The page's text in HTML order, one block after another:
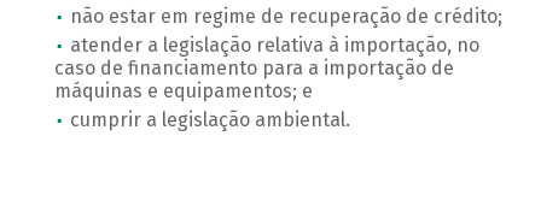
não estar em regime de recuperação de crédito;
atender a legislação relativa à importação, no
caso de financiamento para a importação de
máquinas e equipamentos; e
cumprir a legislação ambiental.